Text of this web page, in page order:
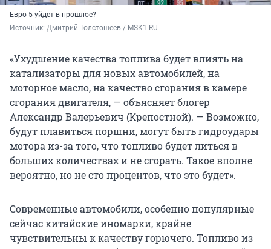
Евро-5 уйдет в прошлое?
Источник: Дмитрий Толстошеев / MSK1.RU
«Ухудшение качества топлива будет влиять на
катализаторы для новых автомобилей, на
моторное масло, на качество сгорания в камере
сгорания двигателя, — объясняет блогер
Александр Валерьевич (Крепостной). — Возможно,
будут плавиться поршни, могут быть гидроудары
мотора из-за того, что топливо будет литься в
больших количествах и не сгорать. Такое вполне
вероятно, но не сто процентов, что это будет».
Современные автомобили, особенно популярные
сейчас китайские иномарки, крайне
чувствительны к качеству горючего. Топливо из